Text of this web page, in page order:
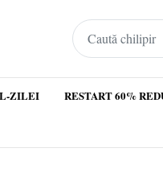
ZILEI RESTART 60%